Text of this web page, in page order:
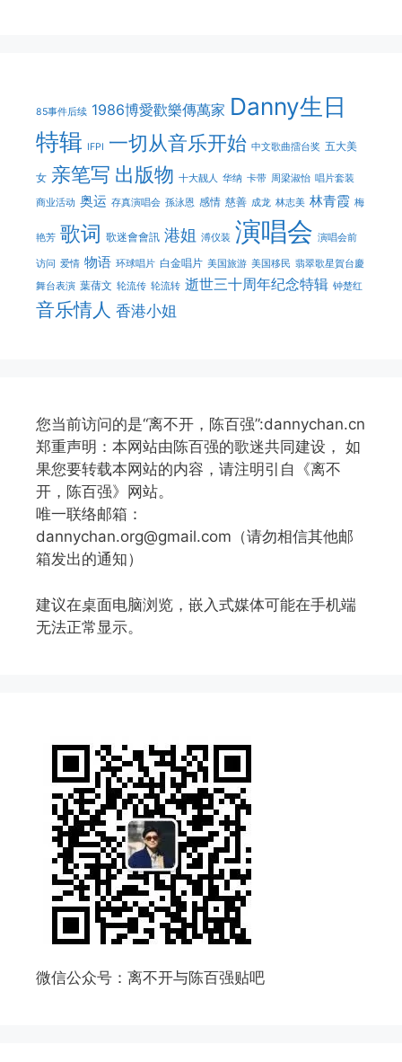
85事件后续 1986博愛歡樂傳萬家 Danny生日
特辑 IFPI 一切从音乐开始 中文歌曲擂台奖 五大美
女 亲笔写 出版物 十大靓人 华纳 卡带 周梁淑怡 唱片套装
商业活动 奥运 存真演唱会 孫泳恩 感情 慈善 成龙 林志美 林青霞 梅
艳芳 歌词 歌迷會會訊 港姐 溥仪装 演唱会 演唱会前
访问 爱情 物语 环球唱片 白金唱片 美国旅游 美国移民 翡翠歌星賀台慶
舞台表演 葉蒨文 轮流传 轮流转 逝世三十周年纪念特辑 钟楚红
音乐情人 香港小姐
您当前访问的是“离不开，陈百强”:dannychan.cn
郑重声明：本网站由陈百强的歌迷共同建设， 如
果您要转载本网站的内容，请注明引自《离不
开，陈百强》网站。
唯一联络邮箱：
dannychan.org@gmail.com（请勿相信其他邮
箱发出的通知）
建议在桌面电脑浏览，嵌入式媒体可能在手机端
无法正常显示。
微信公众号：离不开与陈百强贴吧